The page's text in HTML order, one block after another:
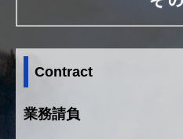
Contract
業務請負